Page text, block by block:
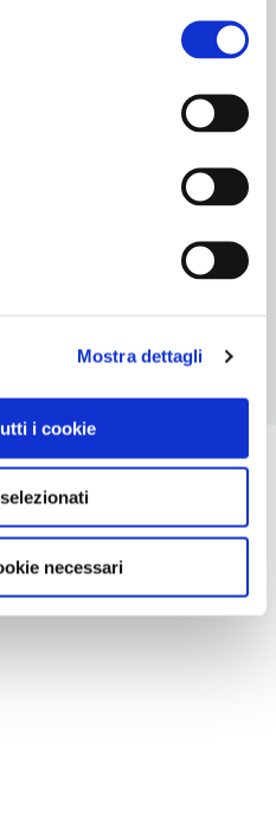
Mostra dettagli
i cookie
necessari
Apertura/Chiusura annuale: